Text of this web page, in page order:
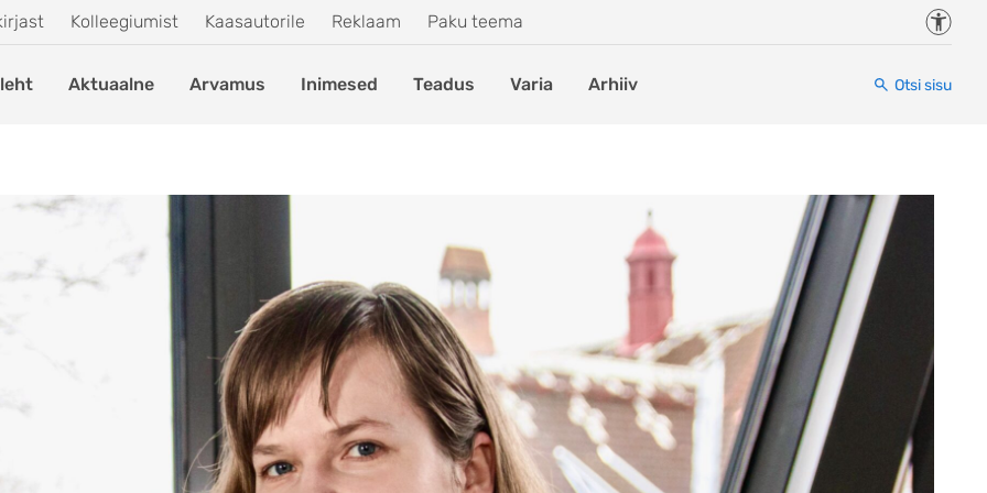
Kolleegiumist Kaasautorile Reklaam Paku teema
Aktuaalne Arvamus Inimesed Teadus Varia Arhiiv Otsi sisu